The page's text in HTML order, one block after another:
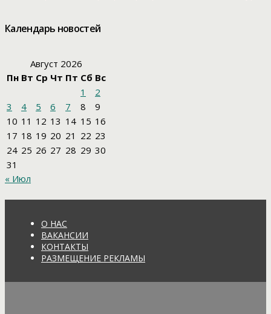
Календарь новостей
Август 2026
Пн Вт Ср Чт Пт Сб Вс
1
2
3
4 5 6 7 8
9
10 11 12 13 14 15 16
17 18 19 20 21 22 23
24 25 26 27 28 29 30
31
« Июл
О НАС
ВАКАНСИИ
КОНТАКТЫ
РАЗМЕЩЕНИЕ РЕКЛАМЫ